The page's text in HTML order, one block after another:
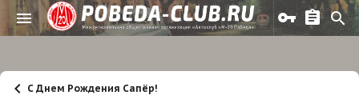
С Днем Рождения Сапёр!